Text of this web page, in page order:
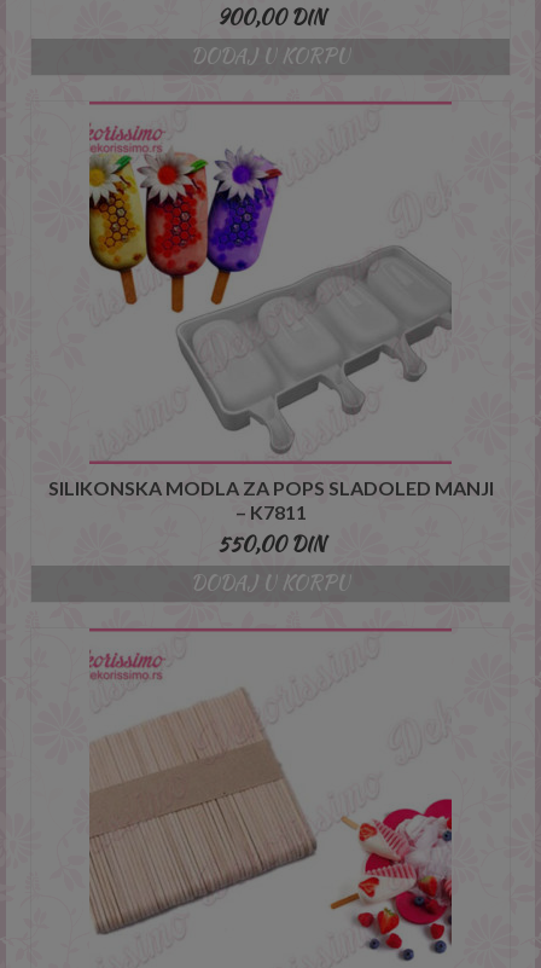
900,00DIN
DODAJ U KORPU
SILIKONSKA MODLA ZA POPS SLADOLED MANJI
– K7811
550,00DIN
DODAJ U KORPU